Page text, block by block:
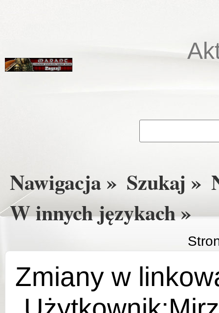
Nawigacja » Szukaj »
W innych językach »
Zmiany w